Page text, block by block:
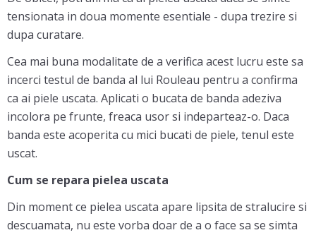
tensionata in doua momente esentiale - dupa trezire si
dupa curatare.
Cea mai buna modalitate de a verifica acest lucru este sa
incerci testul de banda al lui Rouleau pentru a confirma
ca ai piele uscata. Aplicati o bucata de banda adeziva
incolora pe frunte, freaca usor si indeparteaz-o. Daca
banda este acoperita cu mici bucati de piele, tenul este
uscat.
Cum se repara pielea uscata
Din moment ce pielea uscata apare lipsita de stralucire si
descuamata, nu este vorba doar de a o face sa se simta